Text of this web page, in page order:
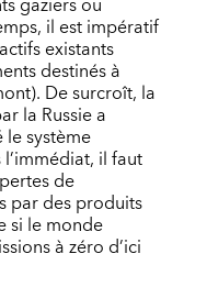
il est impératif
existants
destinés à
De surcroît, la
la Russie a
système
il faut
de
par des produits
si le monde
à zéro d’ici